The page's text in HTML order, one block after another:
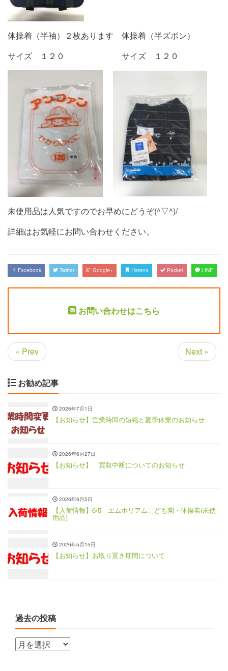
体操着（半袖）２枚あります 体操着（半ズボン）
サイズ １２０ サイズ １２０
未使用品は人気ですのでお早めにどうぞ(^▽^)/
詳細はお気軽にお問い合わせください。
Facebook Twitter Google+ Hatena Pocket LINE
お問い合わせはこちら
« Prev Next »
お勧め記事
2026年7月1日
【お知らせ】営業時間の短縮と夏季休業のお知らせ
2026年6月27日
【お知らせ】 買取中断についてのお知らせ
2026年6月5日
【入荷情報】6/5 エムポリアムこども園・体操着(未使
用品)
2026年5月15日
【お知らせ】お取り置き期間について
過去の投稿